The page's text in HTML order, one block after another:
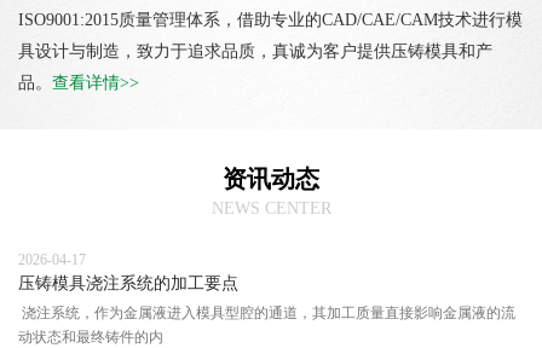
ISO9001:2015质量管理体系，借助专业的CAD/CAE/CAM技术进行模
具设计与制造，致力于追求品质，真诚为客户提供压铸模具和产
品。 查看详情>>
资讯动态
NEWS CENTER
2026-04-17
压铸模具浇注系统的加工要点
浇注系统，作为金属液进入模具型腔的通道，其加工质量直接影响金属液的流
动状态和最终铸件的内